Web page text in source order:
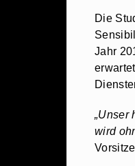
Die
Jahr
„Unser
wird